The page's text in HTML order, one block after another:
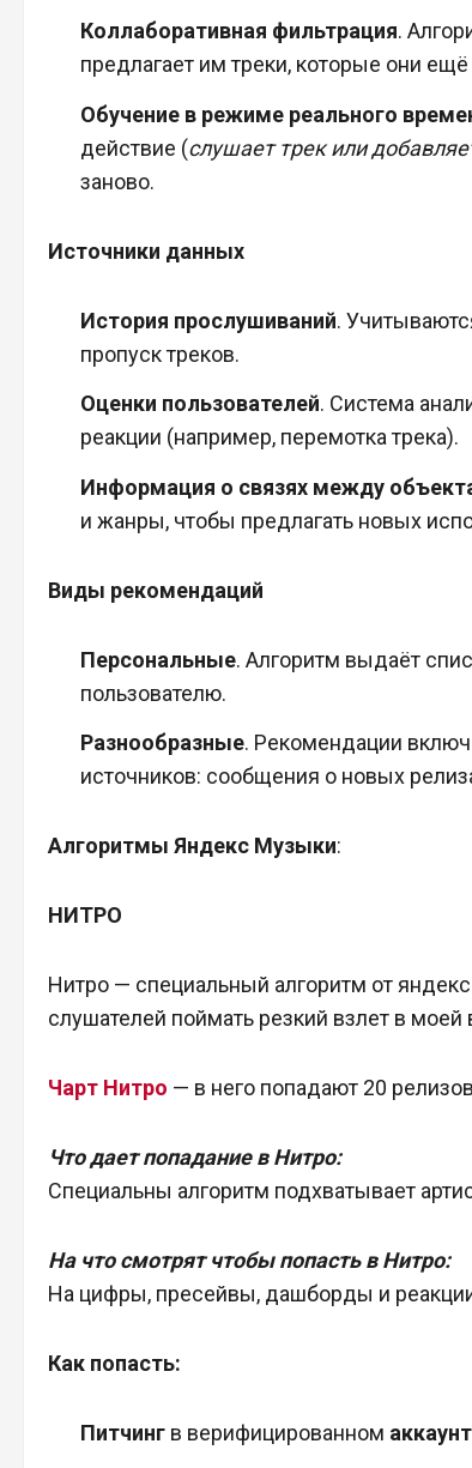
Коллаборативная фильтрация.
предлагает им треки, которые они
Обучение в режиме реального
действие (слушает трек или
заново.
Источники данных
История прослушиваний.
пропуск треков.
Оценки пользователей. Система
реакции (например, перемотка трека).
Информация о связях между
и жанры, чтобы предлагать новых
Виды рекомендаций
Персональные. Алгоритм выдаёт
пользователю.
Разнообразные. Рекомендации
источников: сообщения о новых
Алгоритмы Яндекс Музыки:
НИТРО
Нитро — специальный алгоритм от
слушателей поймать резкий взлет в моей
Чарт Нитро — в него попадают 20
Что дает попадание в Нитро:
Специальны алгоритм подхватывает
На что смотрят чтобы попасть в Нитро:
На цифры, пресейвы, дашборды и
Как попасть:
Питчинг в верифицированном